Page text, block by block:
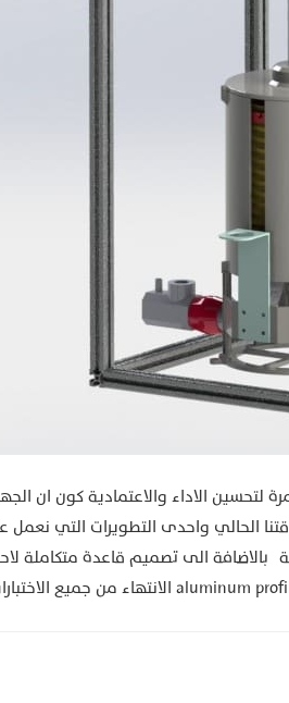
لتحسين الاداء والاعتمادية كون ان
الحالي واحدى التطويرات التي نعمل
الى تصميم قاعدة متكاملة